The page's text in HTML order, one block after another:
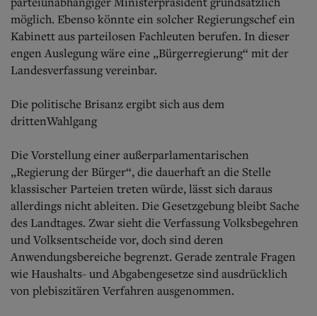
möglich. Ebenso könnte ein solcher Regierungschef ein
Kabinett aus parteilosen Fachleuten berufen. In dieser
engen Auslegung wäre eine „Bürgerregierung“ mit der
Landesverfassung vereinbar.
Die politische Brisanz ergibt sich aus dem
drittenWahlgang
Die Vorstellung einer außerparlamentarischen
„Regierung der Bürger“, die dauerhaft an die Stelle
klassischer Parteien treten würde, lässt sich daraus
allerdings nicht ableiten. Die Gesetzgebung bleibt Sache
des Landtages. Zwar sieht die Verfassung Volksbegehren
und Volksentscheide vor, doch sind deren
Anwendungsbereiche begrenzt. Gerade zentrale Fragen
wie Haushalts- und Abgabengesetze sind ausdrücklich
von plebiszitären Verfahren ausgenommen.